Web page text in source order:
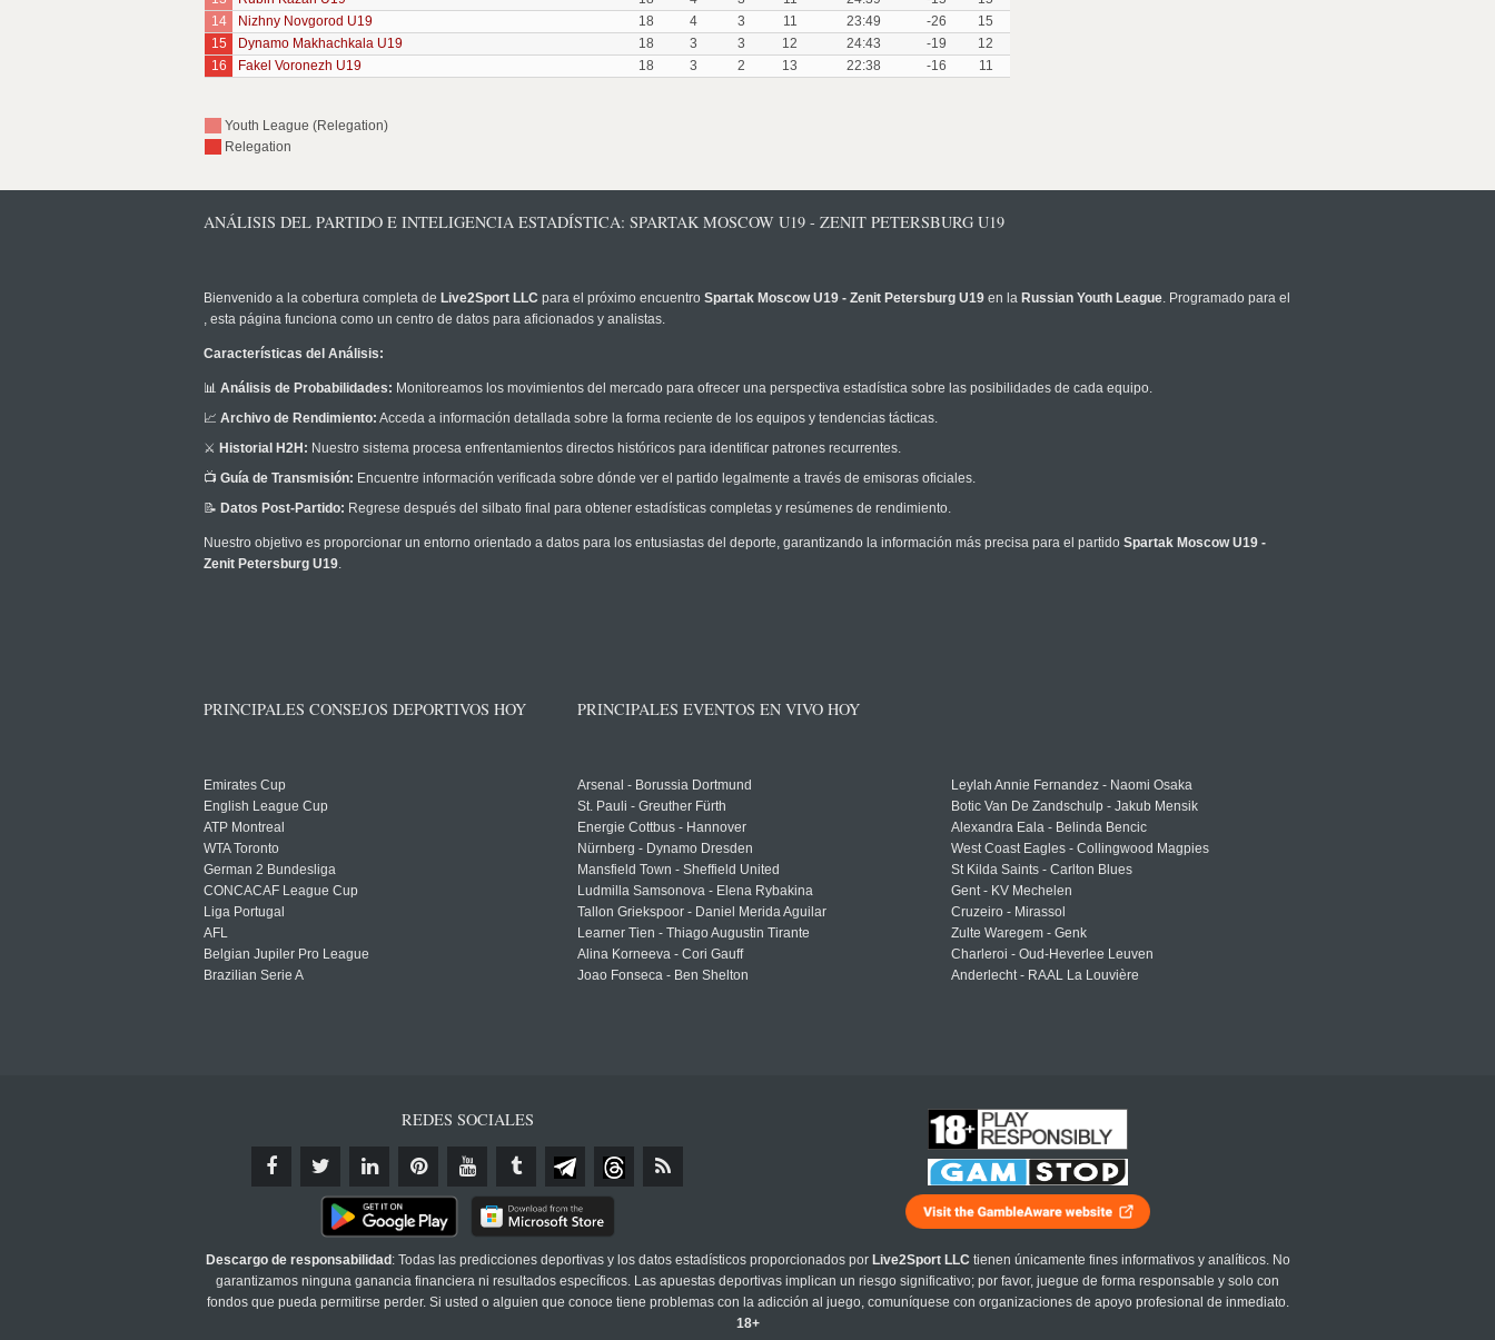
14
Nizhny Novgorod U19 18 4 3 11 23:49 -26
15
15
Dynamo Makhachkala U19 18 3 3 12 24:43 -19
12
16
Fakel Voronezh U19 18 3 2 13 22:38 -16 11
Youth League (Relegation)
Relegation
ANÁLISIS DEL PARTIDO E INTELIGENCIA ESTADÍSTICA: SPARTAK MOSCOW U19 - ZENIT PETERSBURG U19
Bienvenido a la cobertura completa de Live2Sport LLC para el próximo encuentro Spartak Moscow U19 - Zenit Petersburg U19 en la Russian Youth League. Programado para el
, esta página funciona como un centro de datos para aficionados y analistas.
Características del Análisis:
📊 Análisis de Probabilidades: Monitoreamos los movimientos del mercado para ofrecer una perspectiva estadística sobre las posibilidades de cada equipo.
📈 Archivo de Rendimiento: Acceda a información detallada sobre la forma reciente de los equipos y tendencias tácticas.
⚔️ Historial H2H: Nuestro sistema procesa enfrentamientos directos históricos para identificar patrones recurrentes.
📺 Guía de Transmisión: Encuentre información verificada sobre dónde ver el partido legalmente a través de emisoras oficiales.
📝 Datos Post-Partido: Regrese después del silbato final para obtener estadísticas completas y resúmenes de rendimiento.
Nuestro objetivo es proporcionar un entorno orientado a datos para los entusiastas del deporte, garantizando la información más precisa para el partido Spartak Moscow U19 -
Zenit Petersburg U19.
PRINCIPALES CONSEJOS DEPORTIVOS HOY
Emirates Cup
English League Cup
ATP Montreal
WTA Toronto
German 2 Bundesliga
CONCACAF League Cup
Liga Portugal
AFL
Belgian Jupiler Pro League
Brazilian Serie A
PRINCIPALES EVENTOS EN VIVO HOY
Arsenal - Borussia Dortmund
St. Pauli - Greuther Fürth
Energie Cottbus - Hannover
Nürnberg - Dynamo Dresden
Mansfield Town - Sheffield United
Ludmilla Samsonova - Elena Rybakina
Tallon Griekspoor - Daniel Merida Aguilar
Learner Tien - Thiago Augustin Tirante
Alina Korneeva - Cori Gauff
Joao Fonseca - Ben Shelton
Leylah Annie Fernandez - Naomi Osaka
Botic Van De Zandschulp - Jakub Mensik
Alexandra Eala - Belinda Bencic
West Coast Eagles - Collingwood Magpies
St Kilda Saints - Carlton Blues
Gent - KV Mechelen
Cruzeiro - Mirassol
Zulte Waregem - Genk
Charleroi - Oud-Heverlee Leuven
Anderlecht - RAAL La Louvière
REDES SOCIALES
Descargo de responsabilidad : Todas las predicciones deportivas y los datos estadísticos proporcionados por Live2Sport LLC tienen únicamente fines informativos y analíticos. No
garantizamos ninguna ganancia financiera ni resultados específicos. Las apuestas deportivas implican un riesgo significativo; por favor, juegue de forma responsable y solo con
fondos que pueda permitirse perder. Si usted o alguien que conoce tiene problemas con la adicción al juego, comuníquese con organizaciones de apoyo profesional de inmediato.
18+